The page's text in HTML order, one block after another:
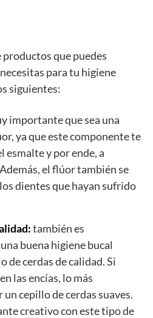
que puedes
para tu higiene
siguientes:
importante que sea una
ya que este componente te
esmalte y por ende, a
el flúor también se
dientes que hayan sufrido
también es
buena higiene bucal
de cerdas de calidad. Si
las encías, lo más
cepillo de cerdas suaves.
creativo con este tipo de